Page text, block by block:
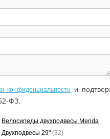
конфиденциальности
и
ФЗ.
Велосипеды двухподвесы Merida
Двухподвесы 29" (32)